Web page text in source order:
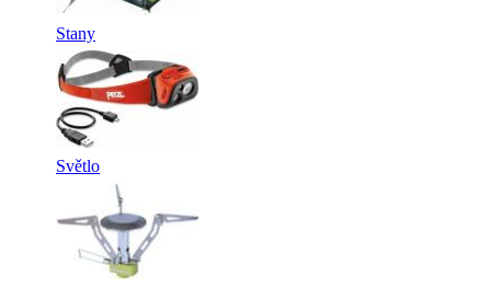
Stany
Světlo